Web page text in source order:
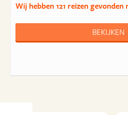
Wij hebben121 reizengevonden
BEKIJKEN